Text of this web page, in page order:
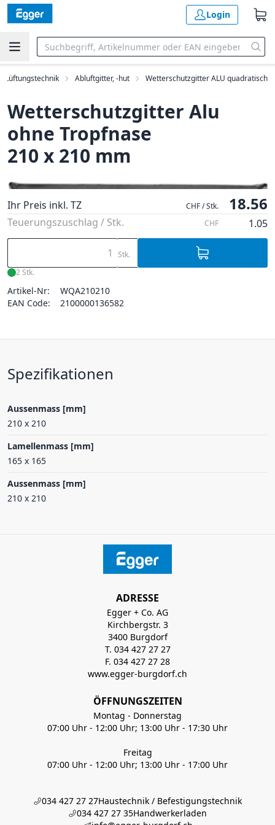
Login
Lüftungstechnik Abluftgitter, -hut Wetterschutzgitter ALU quadratisch
Wetterschutzgitter Alu
ohne Tropfnase
210 x 210 mm
Ihr Preis inkl. TZ CHF / Stk. 18.56
Teuerungszuschlag / Stk. CHF 1.05
Stk.
2 Stk.
Artikel-Nr:
WQA210210
EAN Code:
2100000136582
Spezifikationen
Aussenmass [mm]
210 x 210
Lamellenmass [mm]
165 x 165
Aussenmass [mm]
210 x 210
ADRESSE
Egger + Co. AG
Kirchbergstr. 3
3400 Burgdorf
T. 034 427 27 27
F. 034 427 27 28
www.egger-burgdorf.ch
ÖFFNUNGSZEITEN
Montag - Donnerstag
07:00 Uhr - 12:00 Uhr; 13:00 Uhr - 17:30 Uhr
Freitag
07:00 Uhr - 12:00 Uhr; 13:00 Uhr - 17:00 Uhr
034 427 27 27Haustechnik / Befestigungstechnik
034 427 27 35Handwerkerladen